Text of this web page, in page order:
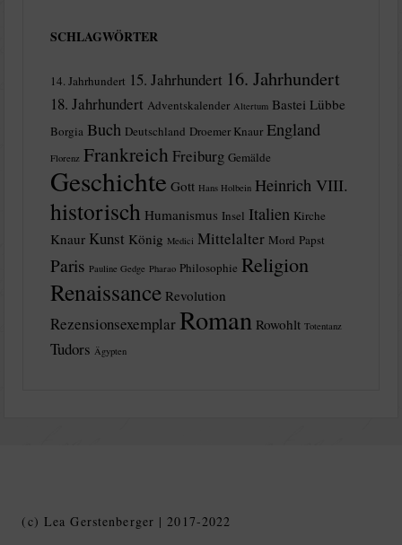
SCHLAGWÖRTER
14. Jahrhundert 15. Jahrhundert 16. Jahrhundert
18. Jahrhundert Adventskalender Altertum Bastei Lübbe
Borgia Buch Deutschland Droemer Knaur England
Florenz Frankreich Freiburg Gemälde
Geschichte Gott Hans Holbein Heinrich VIII.
historisch Humanismus Insel Italien Kirche
Knaur Kunst König Medici Mittelalter Mord Papst
Paris Pauline Gedge Pharao Philosophie Religion
Renaissance Revolution
Rezensionsexemplar Roman Rowohlt Totentanz
Tudors Ägypten
(c) Lea Gerstenberger | 2017-2022